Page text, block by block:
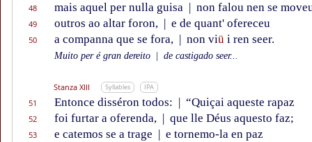
48 mais aquel per nulla guisa | non falou nen se
49 outros ao altar foron, | e de quant' ofereceu
50 a companna que se fora, | non viü i ren seer.
Muito per é gran dereito de castigado seer...
Stanza XIII Syllables IPA
51 Entonce disséron todos: | “Quiçai aqueste rapaz
52 foi furtar a oferenda, | que lle Déus aquesto faz;
53 e catemos se a trage | e tornemo-la en paz